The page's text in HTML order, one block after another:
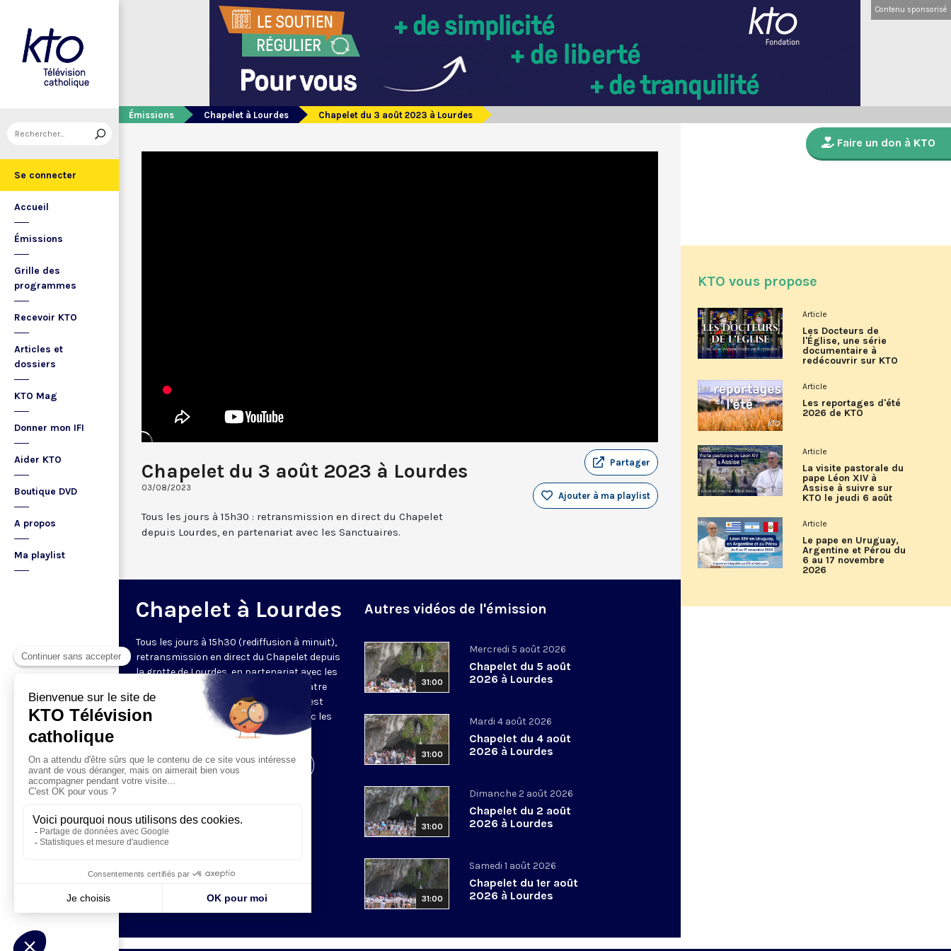
Se connecter
Accueil
Émissions
Grille des
programmes
Recevoir KTO
Articles et
dossiers
KTO Mag
Donner mon IFI
Aider KTO
Boutique DVD
A propos
Ma playlist
Contenu sponsorisé
Émissions Chapelet à Lourdes Chapelet du 3 août 2023 à Lourdes
Chapelet du 3 août 2023 à Lourdes
03/08/2023
Partager
Ajouter à ma playlist
Tous les jours à 15h30 : retransmission en direct du Chapelet
depuis Lourdes, en partenariat avec les Sanctuaires.
Chapelet à Lourdes
Tous les jours à 15h30 (rediffusion à minuit),
retransmission en direct du Chapelet depuis
la grotte de Lourdes, en partenariat avec les
Sanctuaires. Chaque jour, l'une des quatre
méditations des mystères du Rosaire est
proposée en communion de prière avec les
Visiter la page de l'émission
Autres vidéos de l'émission
31:00
Mercredi 5 août 2026
Chapelet du 5 août
2026 à Lourdes
31:00
Mardi 4 août 2026
Chapelet du 4 août
2026 à Lourdes
31:00
Dimanche 2 août 2026
Chapelet du 2 août
2026 à Lourdes
31:00
Samedi 1 août 2026
Chapelet du 1er août
2026 à Lourdes
Faire un don à KTO
KTO vous propose
Article
Les Docteurs de
l'Église, une série
documentaire à
redécouvrir sur KTO
Article
Les reportages d'été
2026 de KTO
Article
La visite pastorale du
pape Léon XIV à
Assise à suivre sur
KTO le jeudi 6 août
Article
Le pape en Uruguay,
Argentine et Pérou du
6 au 17 novembre
2026